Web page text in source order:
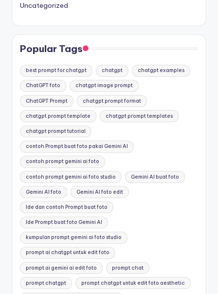
Uncategorized
Popular Tags
best prompt for chatgpt chatgpt chatgpt examples
ChatGPT foto chatgpt image prompt
ChatGPT Prompt chatgpt prompt format
chatgpt prompt template chatgpt prompt templates
chatgpt prompt tutorial
contoh Prompt buat foto pakai Gemini AI
contoh prompt gemini ai foto
contoh prompt gemini ai foto studio Gemini AI buat foto
Gemini AI foto Gemini AI foto edit
Ide dan contoh Prompt buat foto
Ide Prompt buat foto Gemini AI
kumpulan prompt gemini ai foto studio
prompt ai chatgpt untuk edit foto
prompt ai gemini ai edit foto prompt chat
prompt chatgpt prompt chatgpt untuk edit foto aesthetic